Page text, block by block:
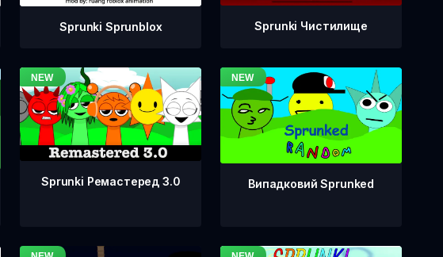
Sprunki Sprunblox Sprunki Чистилище
Sprunki Ремастеред 3.0 Випадковий Sprunked